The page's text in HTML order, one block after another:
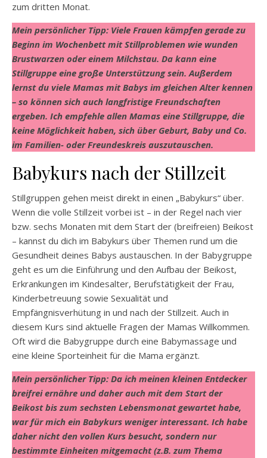
zum dritten Monat.
Mein persönlicher Tipp: Viele Frauen kämpfen gerade zu
Beginn im Wochenbett mit Stillproblemen wie wunden
Brustwarzen oder einem Milchstau. Da kann eine
Stillgruppe eine große Unterstützung sein. Außerdem
lernst du viele Mamas mit Babys im gleichen Alter kennen
– so können sich auch langfristige Freundschaften
ergeben. Ich empfehle allen Mamas eine Stillgruppe, die
keine Möglichkeit haben, sich über Geburt, Baby und Co.
im Familien- oder Freundeskreis auszutauschen.
Babykurs nach der Stillzeit
Stillgruppen gehen meist direkt in einen „Babykurs“ über.
Wenn die volle Stillzeit vorbei ist – in der Regel nach vier
bzw. sechs Monaten mit dem Start der (breifreien) Beikost
– kannst du dich im Babykurs über Themen rund um die
Gesundheit deines Babys austauschen. In der Babygruppe
geht es um die Einführung und den Aufbau der Beikost,
Erkrankungen im Kindesalter, Berufstätigkeit der Frau,
Kinderbetreuung sowie Sexualität und
Empfängnisverhütung in und nach der Stillzeit. Auch in
diesem Kurs sind aktuelle Fragen der Mamas Willkommen.
Oft wird die Babygruppe durch eine Babymassage und
eine kleine Sporteinheit für die Mama ergänzt.
Mein persönlicher Tipp: Da ich meinen kleinen Entdecker
breifrei ernähre und daher auch mit dem Start der
Beikost bis zum sechsten Lebensmonat gewartet habe,
war für mich ein Babykurs weniger interessant. Ich habe
daher nicht den vollen Kurs besucht, sondern nur
bestimmte Einheiten mitgemacht (z.B. zum Thema